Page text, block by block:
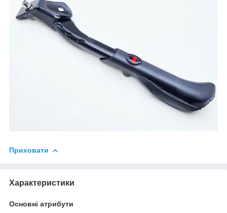
Приховати
Характеристики
Основні атрибути